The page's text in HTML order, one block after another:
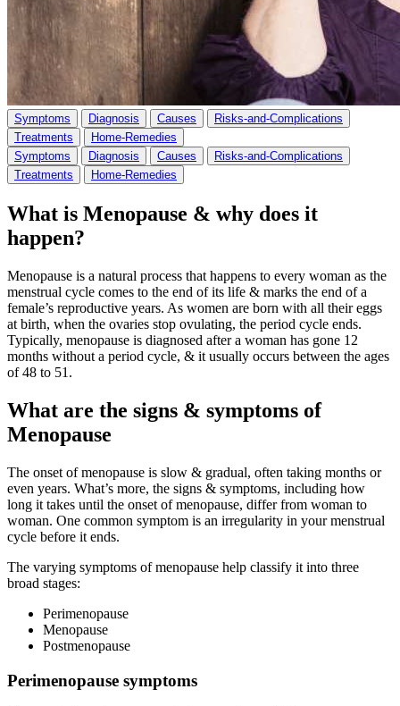
Symptoms Diagnosis Causes
Risks-and-Complications
Treatments
Home-Remedies
Symptoms
Diagnosis Causes
Risks-and-Complications
Treatments
Home-Remedies
What is Menopause & why does it
happen?
Menopause is a natural process that happens to every woman as the
menstrual cycle comes to the end of its life & marks the end of a
female’s reproductive years. As women are born with all their eggs
at birth, when the ovaries stop ovulating, the period cycle ends.
Typically, menopause is diagnosed after a woman has gone 12
months without a period cycle, & it usually occurs between the ages
of 48 to 51.
What are the signs & symptoms of
Menopause
The onset of menopause is slow & gradual, often taking months or
even years. What’s more, the signs & symptoms, including how
long it takes until the onset of menopause, differ from woman to
woman. One common symptom is an irregularity in your menstrual
cycle before it ends.
The varying symptoms of menopause help classify it into three
broad stages:
Perimenopause
Menopause
Postmenopause
Perimenopause symptoms